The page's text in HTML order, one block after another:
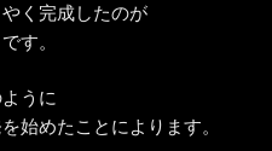
く完成したのが
す。
うに
始めたことによります。